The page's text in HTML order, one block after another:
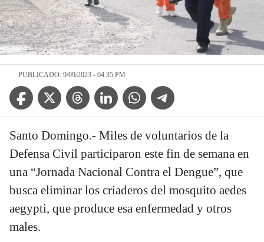
PUBLICADO: 9/09/2023 - 04:35 PM
Facebook IconTwitter IconThreads IconLinkedin IconWhatsApp IconTelegram Icon
Santo Domingo.- Miles de voluntarios de la
Defensa Civil participaron este fin de semana en
una “Jornada Nacional Contra el Dengue”, que
busca eliminar los criaderos del mosquito aedes
aegypti, que produce esa enfermedad y otros
males.